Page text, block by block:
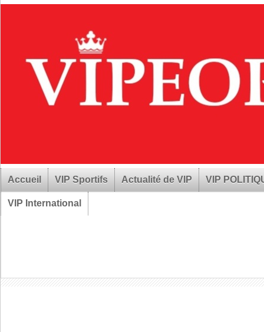
Accueil VIP Sportifs Actualité de VIP VIP
VIP International